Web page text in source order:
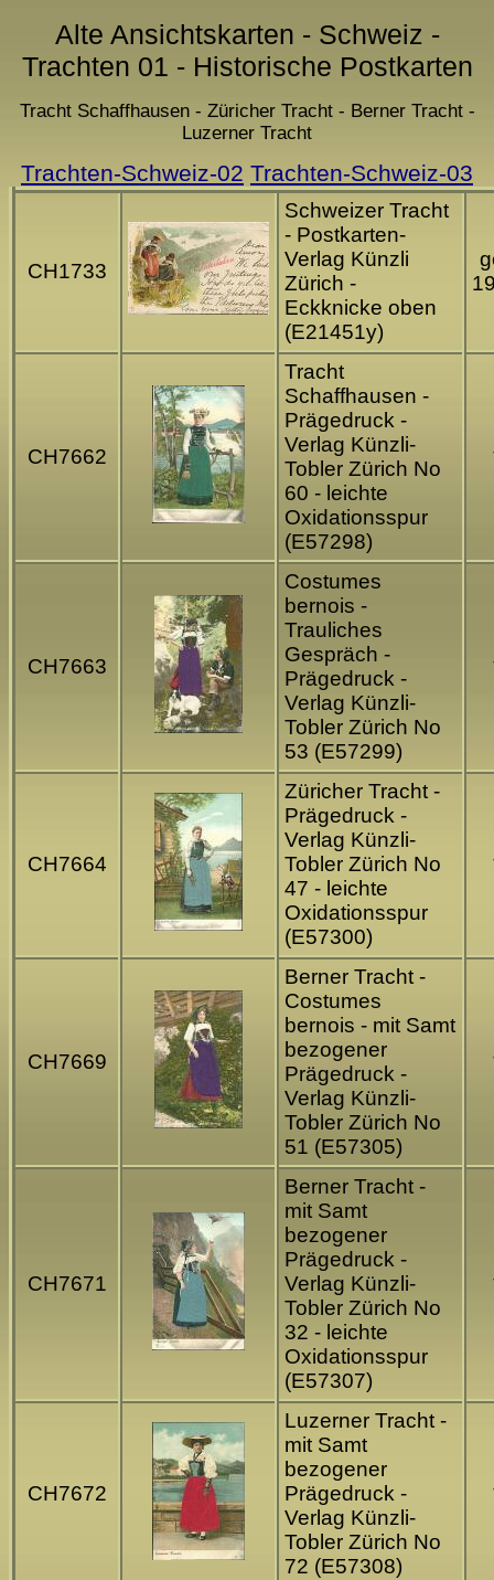
Alte Ansichtskarten - Schweiz -
Trachten 01 - Historische Postkarten
Tracht Schaffhausen - Züricher Tracht - Berner Tracht -
Luzerner Tracht
Trachten-Schweiz-02 Trachten-Schweiz-03
CH1733
Schweizer Tracht
- Postkarten-
Verlag Künzli
Zürich -
Eckknicke oben
(E21451y)
CH7662
Tracht
Schaffhausen -
Prägedruck -
Verlag Künzli-
Tobler Zürich No
60 - leichte
Oxidationsspur
(E57298)
CH7663
Costumes
bernois -
Trauliches
Gespräch -
Prägedruck -
Verlag Künzli-
Tobler Zürich No
53 (E57299)
CH7664
Züricher Tracht -
Prägedruck -
Verlag Künzli-
Tobler Zürich No
47 - leichte
Oxidationsspur
(E57300)
CH7669
Berner Tracht -
Costumes
bernois - mit Samt
bezogener
Prägedruck -
Verlag Künzli-
Tobler Zürich No
51 (E57305)
CH7671
Berner Tracht -
mit Samt
bezogener
Prägedruck -
Verlag Künzli-
Tobler Zürich No
32 - leichte
Oxidationsspur
(E57307)
CH7672
Luzerner Tracht -
mit Samt
bezogener
Prägedruck -
Verlag Künzli-
Tobler Zürich No
72 (E57308)